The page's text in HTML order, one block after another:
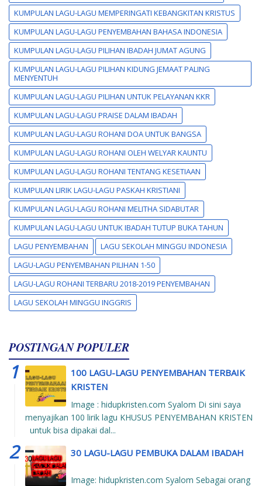
KUMPULAN LAGU-LAGU MEMPERINGATI KEBANGKITAN KRISTUS
KUMPULAN LAGU-LAGU PENYEMBAHAN BAHASA INDONESIA
KUMPULAN LAGU-LAGU PILIHAN IBADAH JUMAT AGUNG
KUMPULAN LAGU-LAGU PILIHAN KIDUNG JEMAAT PALING
MENYENTUH
KUMPULAN LAGU-LAGU PILIHAN UNTUK PELAYANAN KKR
KUMPULAN LAGU-LAGU PRAISE DALAM IBADAH
KUMPULAN LAGU-LAGU ROHANI DOA UNTUK BANGSA
KUMPULAN LAGU-LAGU ROHANI OLEH WELYAR KAUNTU
KUMPULAN LAGU-LAGU ROHANI TENTANG KESETIAAN
KUMPULAN LIRIK LAGU-LAGU PASKAH KRISTIANI
KUMPULAN LAGU-LAGU ROHANI MELITHA SIDABUTAR
KUMPULAN LAGU-LAGU UNTUK IBADAH TUTUP BUKA TAHUN
LAGU PENYEMBAHAN
LAGU SEKOLAH MINGGU INDONESIA
LAGU-LAGU PENYEMBAHAN PILIHAN 1-50
LAGU-LAGU ROHANI TERBARU 2018-2019 PENYEMBAHAN
LAGU SEKOLAH MINGGU INGGRIS
POSTINGAN POPULER
100 LAGU-LAGU PENYEMBAHAN TERBAIK
KRISTEN
Image : hidupkristen.com Syalom Di sini saya
menyajikan 100 lirik lagu KHUSUS PENYEMBAHAN KRISTEN
untuk bisa dipakai dal...
30 LAGU-LAGU PEMBUKA DALAM IBADAH
Image: hidupkristen.com Syalom Sebagai orang